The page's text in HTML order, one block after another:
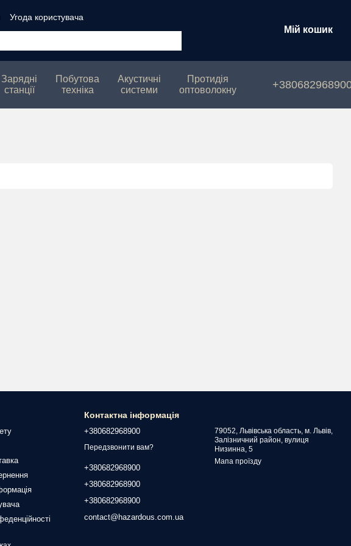
Угода користувача
Мій кошик
Зарядні
станції
Побутова
техніка
Акустичні
системи
Протидія
оптоволокну
Контактна інформація
+380682968900
Передзвонити вам?
+380682968900
+380682968900
+380682968900
contact@hazardous.com.ua
79052, Львівська область, м. Львів,
Залізничний район, вулиця
Низинна, 5
Мапа проїзду